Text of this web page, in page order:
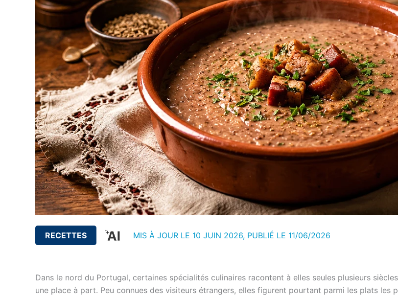
RECETTES MIS À JOUR LE 10 JUIN 2026, PUBLIÉ LE 11/06/2026
Dans le nord du Portugal, certaines spécialités culinaires racontent à elles seules plusieurs
une place à part. Peu connues des visiteurs étrangers, elles figurent pourtant parmi les plats les